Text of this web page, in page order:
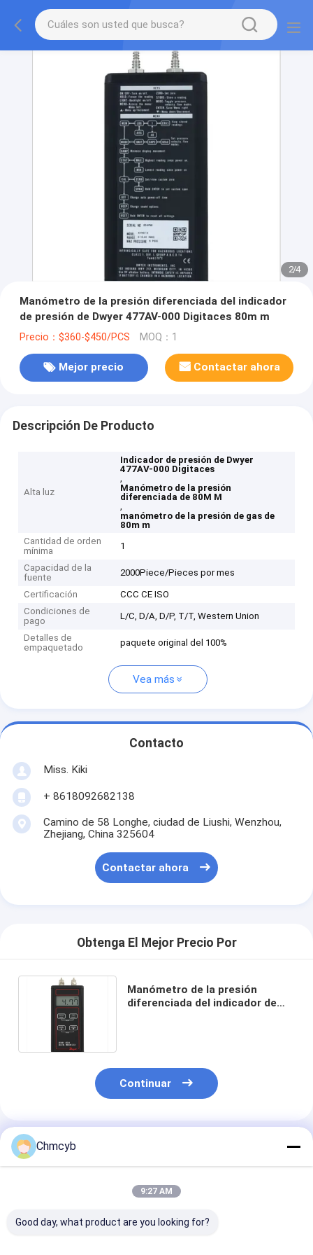
2/4
Manómetro de la presión diferenciada del indicador
de presión de Dwyer 477AV-000 Digitaces 80m m
Precio：$360-$450/PCS MOQ：1
Mejor precio Contactar ahora
Descripción De Producto
Alta luz
Indicador de presión de Dwyer
477AV-000 Digitaces
,
Manómetro de la presión
diferenciada de 80M M
,
manómetro de la presión de gas de
80m m
Cantidad de orden
mínima
1
Capacidad de la
fuente
2000Piece/Pieces por mes
Certificación
CCC CE ISO
Condiciones de
pago
L/C, D/A, D/P, T/T, Western Union
Detalles de
empaquetado
paquete original del 100%
Vea más
Contacto
Miss. Kiki
+ 8618092682138
Camino de 58 Longhe, ciudad de Liushi, Wenzhou,
Zhejiang, China 325604
Contactar ahora
Obtenga El Mejor Precio Por
Manómetro de la presión
diferenciada del indicador de
Continuar
Productos Recomendados
Chmcyb
9:27 AM
Good day, what product are you looking for?